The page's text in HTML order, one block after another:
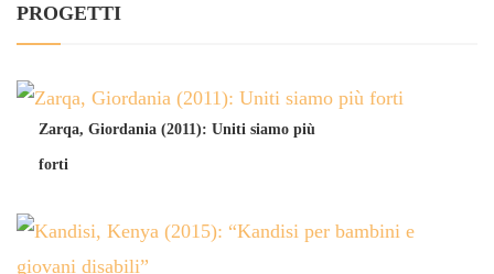
PROGETTI
Zarqa, Giordania (2011): Uniti siamo più
forti